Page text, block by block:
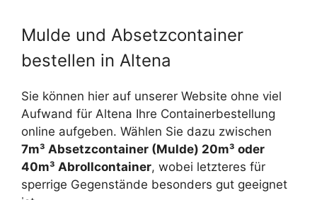
Mulde und Absetzcontainer
bestellen in Altena
Sie können hier auf unserer Website ohne viel
Aufwand für Altena Ihre Containerbestellung
online aufgeben. Wählen Sie dazu zwischen
7m³ Absetzcontainer (Mulde) 20m³ oder
40m³ Abrollcontainer, wobei letzteres für
sperrige Gegenstände besonders gut geeignet